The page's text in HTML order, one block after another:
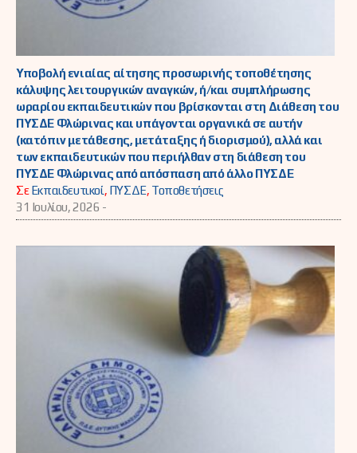
Υποβολή ενιαίας αίτησης προσωρινής τοποθέτησης
κάλυψης λειτουργικών αναγκών, ή/και συμπλήρωσης
ωραρίου εκπαιδευτικών που βρίσκονται στη Διάθεση του
ΠΥΣΔΕ Φλώρινας και υπάγονται οργανικά σε αυτήν
(κατόπιν μετάθεσης, μετάταξης ή διορισμού), αλλά και
των εκπαιδευτικών που περιήλθαν στη διάθεση του
ΠΥΣΔΕ Φλώρινας από απόσπαση από άλλο ΠΥΣΔΕ
ΣεΕκπαιδευτικοί, ΠΥΣΔΕ, Τοποθετήσεις
31 Ιουλίου, 2026 -